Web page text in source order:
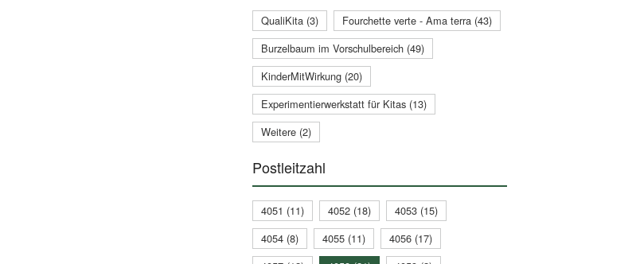
QualiKita (3)
Fourchette verte - Ama terra (43)
Burzelbaum im Vorschulbereich (49)
KinderMitWirkung (20)
Experimentierwerkstatt für Kitas (13)
Weitere (2)
Postleitzahl
4051 (11) 4052 (18)
4053 (15)
4054 (8)
4055 (11)
4056 (17)